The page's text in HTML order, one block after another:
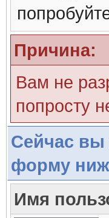
Причина:
Вам не
попросту
Сейчас вы
форму
Имя